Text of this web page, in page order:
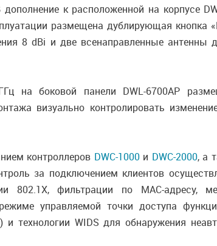
к расположенной на корпусе
размещена дублирующая кнопка
8 dBi и две всенаправленные антенны
на боковой панели DWL-6700AP
визуально контролировать
контроллеров DWC-1000и DWC-2000, а
за подключением клиентов
802.1X, фильтрации по MAC-адресу,
управляемой точки доступа
технологии WIDS для обнаружения